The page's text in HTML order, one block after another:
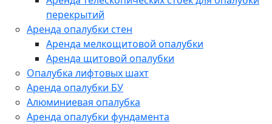
перекрытий
Аренда опалубки стен
Аренда мелкощитовой опалубки
Аренда щитовой опалубки
Опалубка лифтовых шахт
Аренда опалубки БУ
Алюминиевая опалубка
Аренда опалубки фундамента